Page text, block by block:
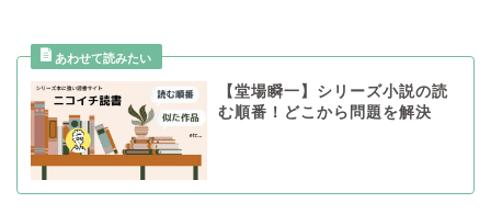
【堂場瞬一】シリーズ小説の読
む順番！どこから問題を解決